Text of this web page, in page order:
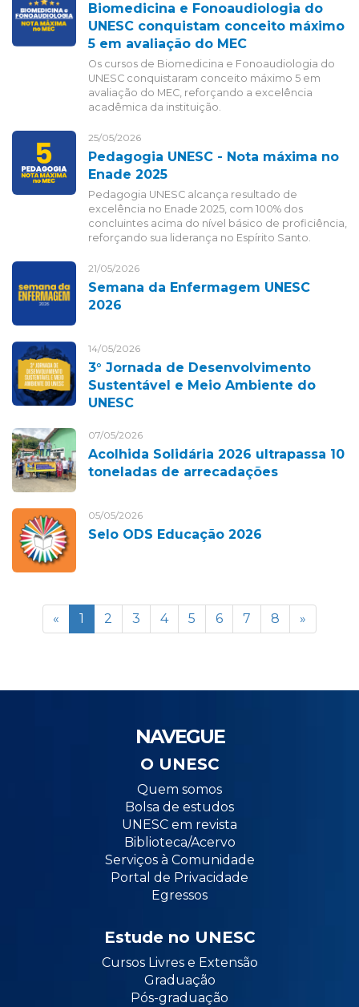
Biomedicina e Fonoaudiologia do
UNESC conquistam conceito máximo
5 em avaliação do MEC
Os cursos de Biomedicina e Fonoaudiologia do
UNESC conquistaram conceito máximo 5 em
avaliação do MEC, reforçando a excelência
acadêmica da instituição.
25/05/2026
Pedagogia UNESC - Nota máxima no
Enade 2025
Pedagogia UNESC alcança resultado de
excelência no Enade 2025, com 100% dos
concluintes acima do nível básico de proficiência,
reforçando sua liderança no Espírito Santo.
21/05/2026
Semana da Enfermagem UNESC
2026
14/05/2026
3° Jornada de Desenvolvimento
Sustentável e Meio Ambiente do
UNESC
07/05/2026
Acolhida Solidária 2026 ultrapassa 10
toneladas de arrecadações
05/05/2026
Selo ODS Educação 2026
« 1 2 3 4 5 6 7 8 »
NAVEGUE
O UNESC
Quem somos
Bolsa de estudos
UNESC em revista
Biblioteca/Acervo
Serviços à Comunidade
Portal de Privacidade
Egressos
Estude no UNESC
Cursos Livres e Extensão
Graduação
Pós-graduação